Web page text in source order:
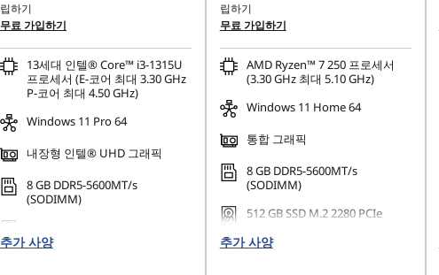
립하기
무료 가입하기
13세대 인텔® Core™ i3-1315U
프로세서 (E-코어 최대 3.30 GHz
P-코어 최대 4.50 GHz)
Windows 11 Pro 64
내장형 인텔® UHD 그래픽
8 GB DDR5-5600MT/s
(SODIMM)
Gen4 TLC Opal
추가 사양
립하기
무료 가입하기
AMD Ryzen™ 7 250 프로세서
(3.30 GHz 최대 5.10 GHz)
Windows 11 Home 64
통합 그래픽
8 GB DDR5-5600MT/s
(SODIMM)
512 GB SSD M.2 2280 PCIe
추가 사양